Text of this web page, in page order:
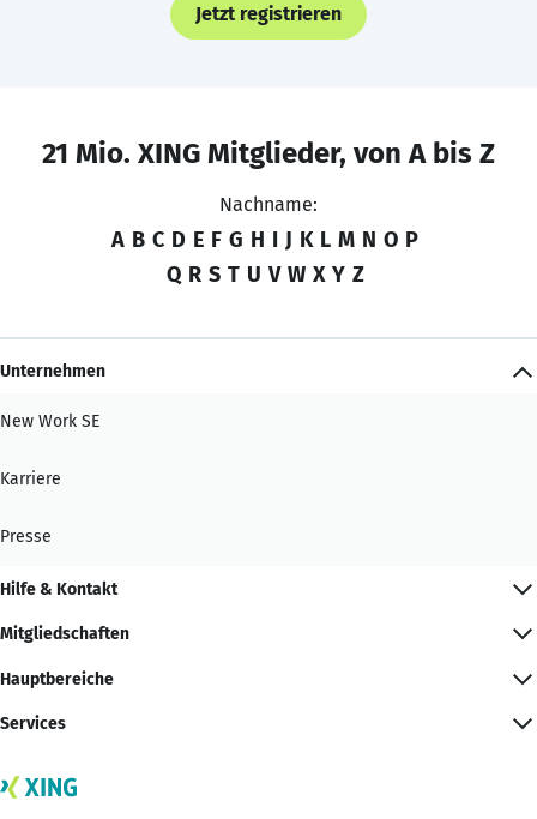
Jetzt registrieren
21 Mio. XING Mitglieder, von A bis Z
Nachname:
A B C D E F G H I J K L M N O P
Q R S T U V W X Y Z
Unternehmen
New Work SE
Karriere
Presse
Hilfe & Kontakt
Mitgliedschaften
Hauptbereiche
Services